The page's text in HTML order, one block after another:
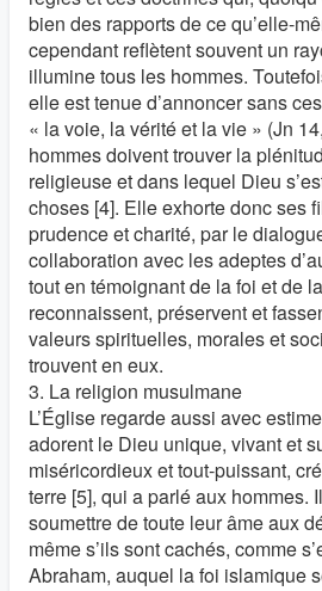
bien des rapports de ce qu’elle-
cependant reflètent souvent un
illumine tous les hommes.
elle est tenue d’annoncer sans
« la voie, la vérité et la vie » (Jn
hommes doivent trouver la
religieuse et dans lequel Dieu
choses [4]. Elle exhorte donc ses
prudence et charité, par le
collaboration avec les adeptes
tout en témoignant de la foi et de
reconnaissent, préservent et
valeurs spirituelles, morales et
trouvent en eux.
3. La religion musulmane
L’Église regarde aussi avec
adorent le Dieu unique, vivant et
miséricordieux et tout-puissant,
terre [5], qui a parlé aux hommes.
soumettre de toute leur âme aux
même s’ils sont cachés, comme
Abraham, auquel la foi islamique